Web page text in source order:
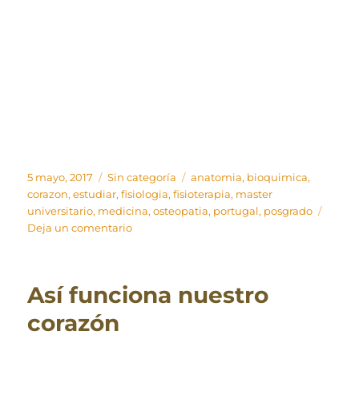
Publicado
el
5 mayo, 2017 Categorías
Sin categoría Etiquetas
anatomia, bioquimica,
corazon,estudiar,fisiologia,fisioterapia, master
universitario, medicina,osteopatia, portugal, posgrado
Deja un comentarioen
cardiaca
Así funciona nuestro
corazón